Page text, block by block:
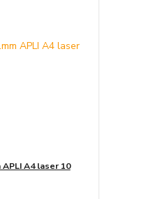
A4 laser 10